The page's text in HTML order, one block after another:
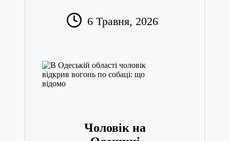
6 Травня, 2026
Чоловік на